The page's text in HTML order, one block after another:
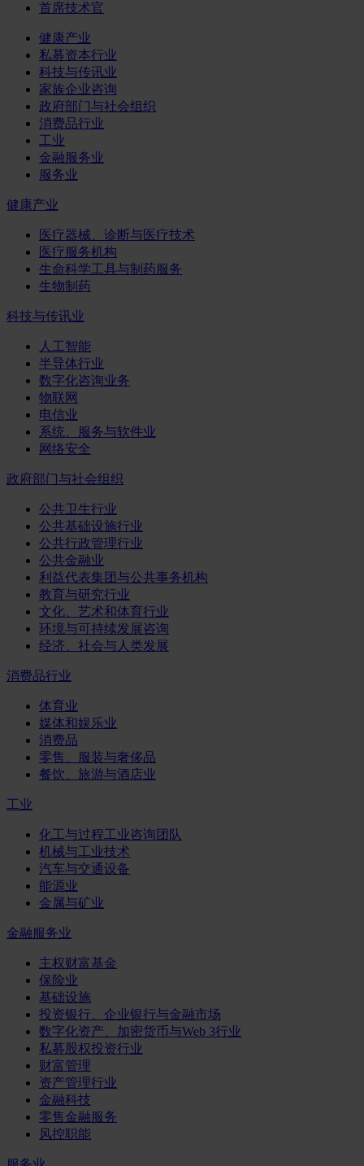
首席技术官
健康产业
私募资本行业
科技与传讯业
家族企业咨询
政府部门与社会组织
消费品行业
工业
金融服务业
服务业
健康产业
医疗器械、诊断与医疗技术
医疗服务机构
生命科学工具与制药服务
生物制药
科技与传讯业
人工智能
半导体行业
数字化咨询业务
物联网
电信业
系统、服务与软件业
网络安全
政府部门与社会组织
公共卫生行业
公共基础设施行业
公共行政管理行业
公共金融业
利益代表集团与公共事务机构
教育与研究行业
文化、艺术和体育行业
环境与可持续发展咨询
经济、社会与人类发展
消费品行业
体育业
媒体和娱乐业
消费品
零售、服装与奢侈品
餐饮、旅游与酒店业
工业
化工与过程工业咨询团队
机械与工业技术
汽车与交通设备
能源业
金属与矿业
金融服务业
主权财富基金
保险业
基础设施
投资银行、企业银行与金融市场
数字化资产、加密货币与Web 3行业
私募股权投资行业
财富管理
资产管理行业
金融科技
零售金融服务
风控职能